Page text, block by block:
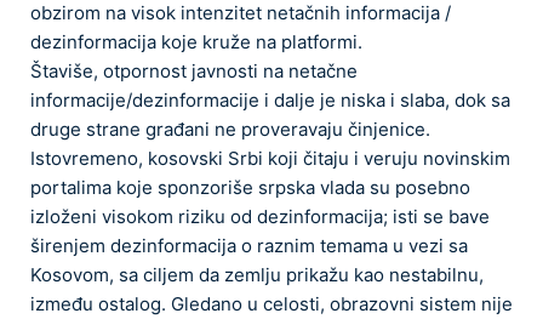
obzirom na visok intenzitet netačnih informacija /
dezinformacija koje kruže na platformi.
Štaviše, otpornost javnosti na netačne
informacije/dezinformacije i dalje je niska i slaba, dok sa
druge strane građani ne proveravaju činjenice.
Istovremeno, kosovski Srbi koji čitaju i veruju novinskim
portalima koje sponzoriše srpska vlada su posebno
izloženi visokom riziku od dezinformacija; isti se bave
širenjem dezinformacija o raznim temama u vezi sa
Kosovom, sa ciljem da zemlju prikažu kao nestabilnu,
između ostalog. Gledano u celosti, obrazovni sistem nije